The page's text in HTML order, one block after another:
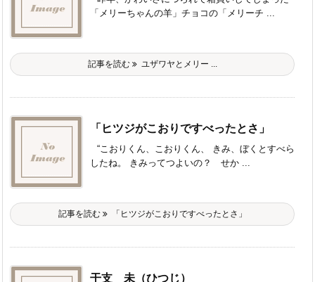
「メリーちゃんの羊」チョコの「メリーチ ...
記事を読む ユザワヤとメリー ...
「ヒツジがこおりですべったとさ」
“こおりくん、こおりくん、 きみ、ぼくとすべら
したね。 きみってつよいの？ せか ...
記事を読む 「ヒツジがこおりですべったとさ」
干支 未（ひつじ）